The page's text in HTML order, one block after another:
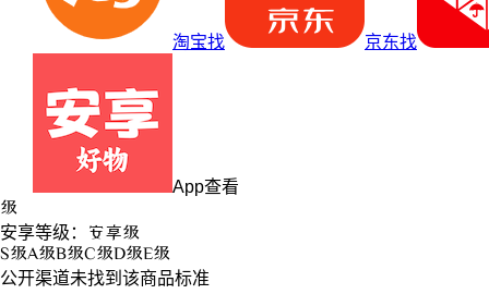
淘宝找 京东找
App查看
级
安享等级： 安享级
S级A级B级C级D级E级
公开渠道未找到该商品标准